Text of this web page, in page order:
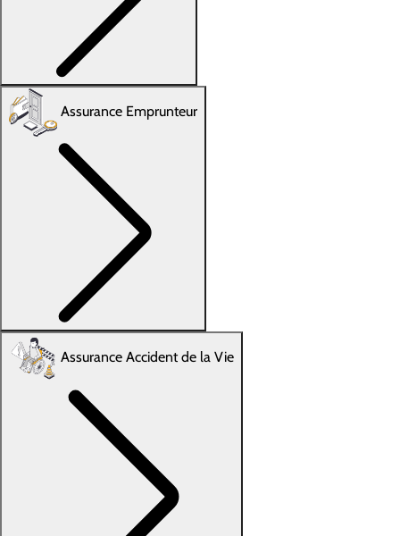
Assurance Emprunteur
Assurance Accident de la Vie